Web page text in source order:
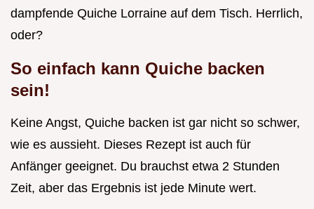
dampfende Quiche Lorraine auf dem Tisch. Herrlich,
oder?
So einfach kann Quiche backen
sein!
Keine Angst, Quiche backen ist gar nicht so schwer,
wie es aussieht. Dieses Rezept ist auch für
Anfänger geeignet. Du brauchst etwa 2 Stunden
Zeit, aber das Ergebnis ist jede Minute wert.